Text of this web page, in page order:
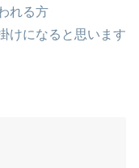
れる方
けになると思います